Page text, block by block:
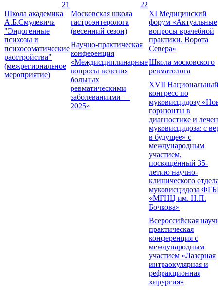
21
Школа академика
А.Б.Смулевича
"Эндогенные
психозы и
психосоматические
расстройства"
(межрегиональное
мероприятие)
22
Московская школа
гастроэнтеролога
(весенний сезон)
Научно-практическая
конференция
«Междисциплинарные
вопросы ведения
больных
ревматическими
заболеваниями —
2025»
XI Медицинский
форум «Актуальные
вопросы врачебной
практики. Ворота
Севера»
Школа московского
ревматолога
XVII Национальный
конгресс по
муковисцидозу
горизонты в
диагностике и
муковисцидоза: с
в будущее» с
международным
участием,
посвящённый 35-
летию научно-
клинического
муковисцидоза
«МГНЦ им. Н.П.
Бочкова»
Всероссийская
практическая
конференция с
международным
участием «Лазерная
интраокулярная и
рефракционная
хирургия»